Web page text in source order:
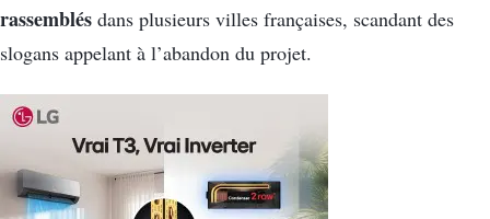
rassemblés dans plusieurs villes françaises, scandant des
slogans appelant à l’abandon du projet.